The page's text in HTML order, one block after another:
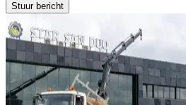
Stuur bericht